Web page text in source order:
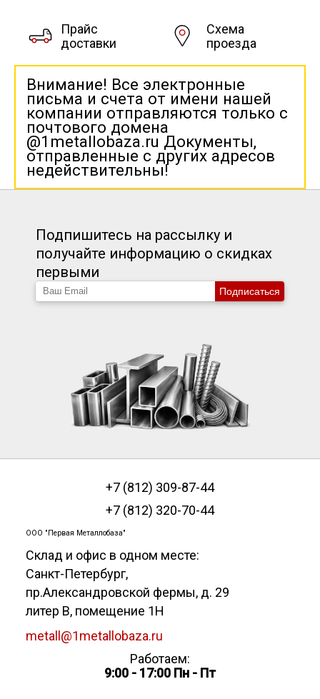
Прайс
доставки
Схема
проезда
Внимание! Все электронные
письма и счета от имени нашей
компании отправляются только с
почтового домена
@1metallobaza.ru Документы,
отправленные с других адресов
недействительны!
Подпишитесь на рассылку и
получайте информацию о скидках
первыми
Подписаться
+7 (812) 309-87-44
+7 (812) 320-70-44
ООО "Первая Металлобаза"
Склад и офис в одном месте:
Санкт-Петербург,
пр.Александровской фермы, д. 29
литер В, помещение 1Н
metall@1metallobaza.ru
Работаем:
9:00 - 17:00 Пн - Пт